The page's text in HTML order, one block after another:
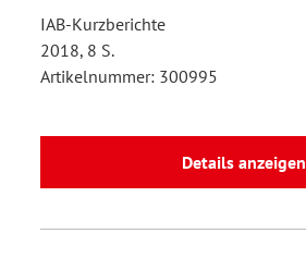
IAB-Kurzberichte
2018, 8 S.
Artikelnummer: 300995
Details anzeigen